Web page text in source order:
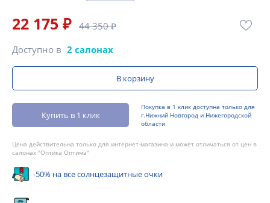
22 175 ₽ 44 350 ₽
Доступно в 2 салонах
В корзину
Купить в 1 клик
Покупка в 1 клик доступна только для
г.Нижний Новгород и Нижегородской
области
Цена действительна только для интернет-магазина и может отличаться от цен в
салонах "Оптика Оптима"
-50% на все солнцезащитные очки